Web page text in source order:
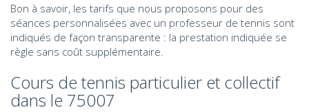
Bon à savoir, les tarifs que nous proposons pour des
séances personnalisées avec un professeur de tennis sont
indiqués de façon transparente : la prestation indiquée se
règle sans coût supplémentaire.
Cours de tennis particulier et collectif
dans le 75007